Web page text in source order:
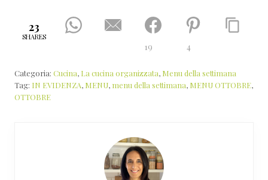
23
SHARES
19 4
Categoria: Cucina, La cucina organizzata, Menu della settimana
Tag: IN EVIDENZA, MENU, menu della settimana, MENU OTTOBRE,
OTTOBRE